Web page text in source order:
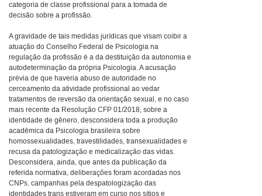
categoria de classe profissional para a tomada de
decisão sobre a profissão.
A gravidade de tais medidas jurídicas que visam coibir a
atuação do Conselho Federal de Psicologia na
regulação da profissão é a da destituição da autonomia e
autodeterminação da própria Psicologia. A acusação
prévia de que haveria abuso de autoridade no
cerceamento da atividade profissional ao vedar
tratamentos de reversão da orientação sexual, e no caso
mais recente da Resolução CFP 01/2018, sobre a
identidade de gênero, desconsidera toda a produção
acadêmica da Psicologia brasileira sobre
homossexualidades, travestilidades, transexualidades e
recusa da patologização e medicalização das vidas.
Desconsidera, ainda, que antes da publicação da
referida normativa, deliberações foram acordadas nos
CNPs, campanhas pela despatologização das
identidades trans estiveram em curso nos sítios e